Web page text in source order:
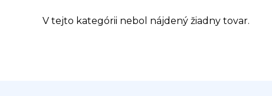
V tejto kategórii nebol nájdený žiadny tovar.